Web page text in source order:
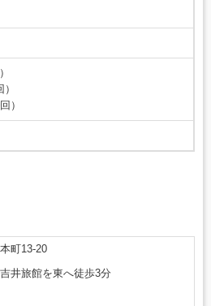
）
町13-20
井旅館を東へ徒歩3分